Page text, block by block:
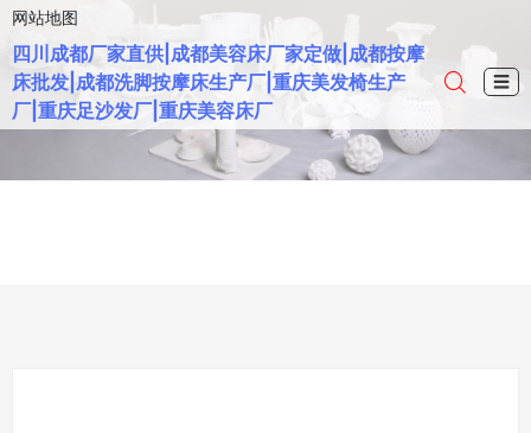
网站地图
四川成都厂家直供|成都美容床厂家定做|成都按摩
床批发|成都洗脚按摩床生产厂|重庆美发椅生产
厂|重庆足沙发厂|重庆美容床厂
☰